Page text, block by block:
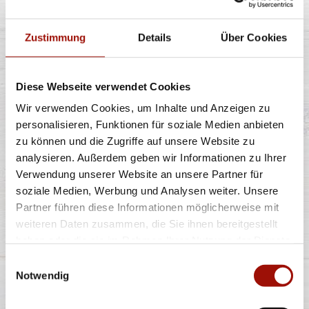
Zustimmung Details Über Cookies
Diese Webseite verwendet Cookies
Wir verwenden Cookies, um Inhalte und Anzeigen zu
personalisieren, Funktionen für soziale Medien anbieten
zu können und die Zugriffe auf unsere Website zu
analysieren. Außerdem geben wir Informationen zu Ihrer
Verwendung unserer Website an unsere Partner für
soziale Medien, Werbung und Analysen weiter. Unsere
Partner führen diese Informationen möglicherweise mit
weiteren Daten zusammen, die Sie ihnen bereitgestellt
Notwendig
STEAK & BACON
Pizzateig, Tomatensauce, Gouda, Rindersteakstreifen,
Bacon, Tomaten,...mehr
Standard(26cm)
15,40 €
Maxi(32cm)
21,40 €
Wumbo(38cm)
27,40 €
BBQ EXTREME
Pizzateig, BBQ Sauce, Gouda, Salami, Rinderhackfleisch,